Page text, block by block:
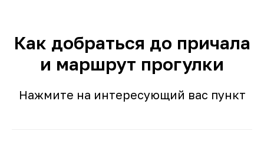
Как добраться до причала
и маршрут прогулки
Нажмите на интересующий вас пункт